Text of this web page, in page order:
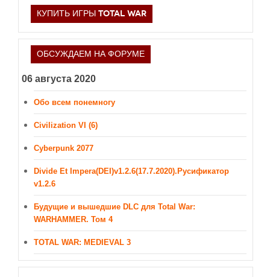
КУПИТЬ ИГРЫ TOTAL WAR
ОБСУЖДАЕМ НА ФОРУМЕ
06 августа 2020
Обо всем понемногу
Civilization VI (6)
Cyberpunk 2077
Divide Et Impera(DEI)v1.2.6(17.7.2020).Русификатор
v1.2.6
Будущие и вышедшие DLC для Total War:
WARHAMMER. Том 4
TOTAL WAR: MEDIEVAL 3